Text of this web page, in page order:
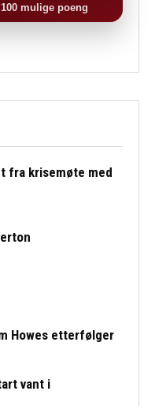
mulige poeng
fra krisemøte med
Howes etterfølger
vant i